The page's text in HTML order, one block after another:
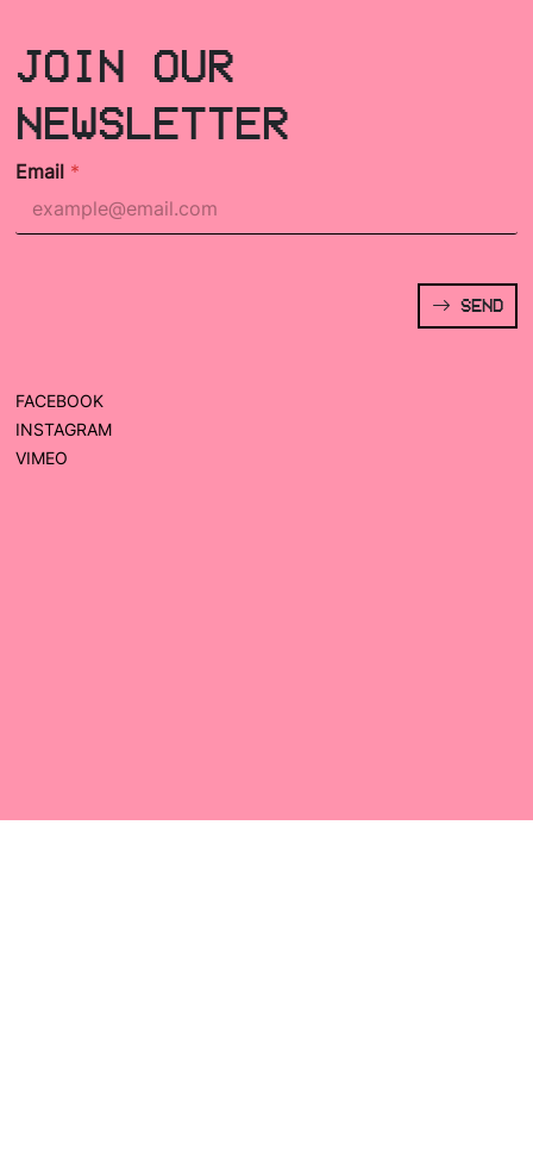
JOIN OUR
NEWSLETTER
Email *
SEND
FACEBOOK
INSTAGRAM
VIMEO